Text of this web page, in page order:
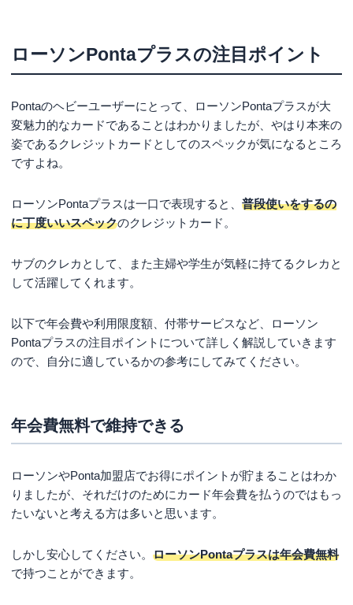
ローソンPontaプラスの注目ポイント
Pontaのヘビーユーザーにとって、ローソンPontaプラスが大
変魅力的なカードであることはわかりましたが、やはり本来の
姿であるクレジットカードとしてのスペックが気になるところ
ですよね。
ローソンPontaプラスは一口で表現すると、 普段使いをするの
に丁度いいスペックのクレジットカード。
サブのクレカとして、また主婦や学生が気軽に持てるクレカと
して活躍してくれます。
以下で年会費や利用限度額、付帯サービスなど、ローソン
Pontaプラスの注目ポイントについて詳しく解説していきます
ので、自分に適しているかの参考にしてみてください。
年会費無料で維持できる
ローソンやPonta加盟店でお得にポイントが貯まることはわか
りましたが、それだけのためにカード年会費を払うのではもっ
たいないと考える方は多いと思います。
しかし安心してください。 ローソンPontaプラスは年会費無料
で持つことができます。